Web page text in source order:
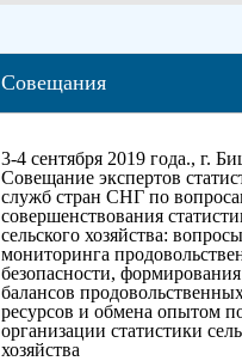
Совещания
3-4 сентября 2019 года., г.
Совещание экспертов
служб стран СНГ по
совершенствования
сельского хозяйства: вопросы
мониторинга
безопасности, формирования
балансов
ресурсов и обмена опытом
организации статистики
хозяйства